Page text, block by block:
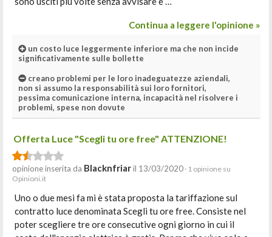
Continua a leggere l'opinione »
un costo luce leggermente inferiore ma che non incide
significativamente sulle bollette
creano problemi per le loro inadeguatezze aziendali,
non si assumo la responsabilità sui loro fornitori,
pessima comunicazione interna, incapacità nel risolvere i
problemi, spese non dovute
Offerta Luce "Scegli tu ore free" ATTENZIONE!
opinione inserita da Blacknfriaril 13/03/2020 · 1 opinione su
Opinioni.it
Uno o due mesi fa mi è stata proposta la tariffazione sul
contratto luce denominata Scegli tu ore free. Consiste nel
poter scegliere tre ore consecutive ogni giorno in cui il